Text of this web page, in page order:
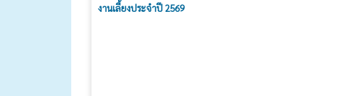
งานเลี้ยงประจำปี 2569
สร้างความสัมพันธ์อันดีระหว่างผู้ผลิตและผู้ใช้ยางให้แน่น